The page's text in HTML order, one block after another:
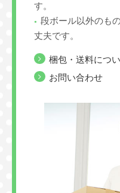
す。
段ボール以外のも
丈夫です。
梱包・送料につ
お問い合わせ